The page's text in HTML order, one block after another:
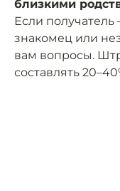
близкими
Если
знакомец или
вам вопросы.
составлять